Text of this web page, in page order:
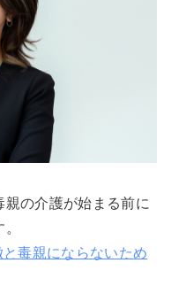
の介護が始まる前に
毒親にならないため